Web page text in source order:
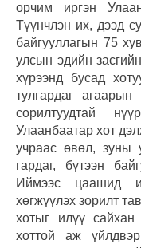
орчим иргэн
Түүнчлэн их, дээд
байгууллагын 75
улсын эдийн
хүрээнд бусад
тулгардаг
сорилтуудтай
Улаанбаатар хот
учраас өвөл, зуны
гардаг, бүтээн
Иймээс цаашид
хөгжүүлэх зорилт
хотыг илүү
хоттой аж